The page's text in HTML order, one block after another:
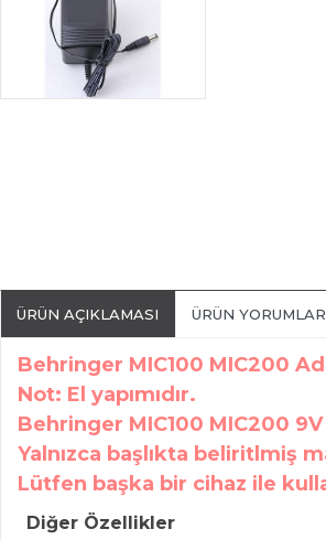
ÜRÜN AÇIKLAMASI ÜRÜN
Behringer MIC100 MIC200
Not: El yapımıdır.
Behringer MIC100 MIC200
Yalnızca başlıkta beliritlmiş
Lütfen başka bir cihaz ile
Diğer Özellikler